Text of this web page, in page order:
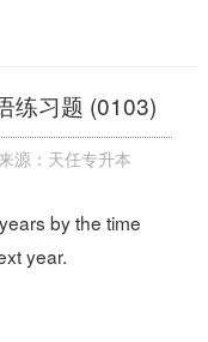
练习题 (0103)
源：天任专升本
by the time
year.